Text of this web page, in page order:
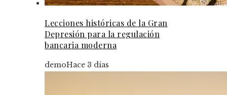
Lecciones históricas de la Gran
Depresión para la regulación
bancaria moderna
demoHace 3 días